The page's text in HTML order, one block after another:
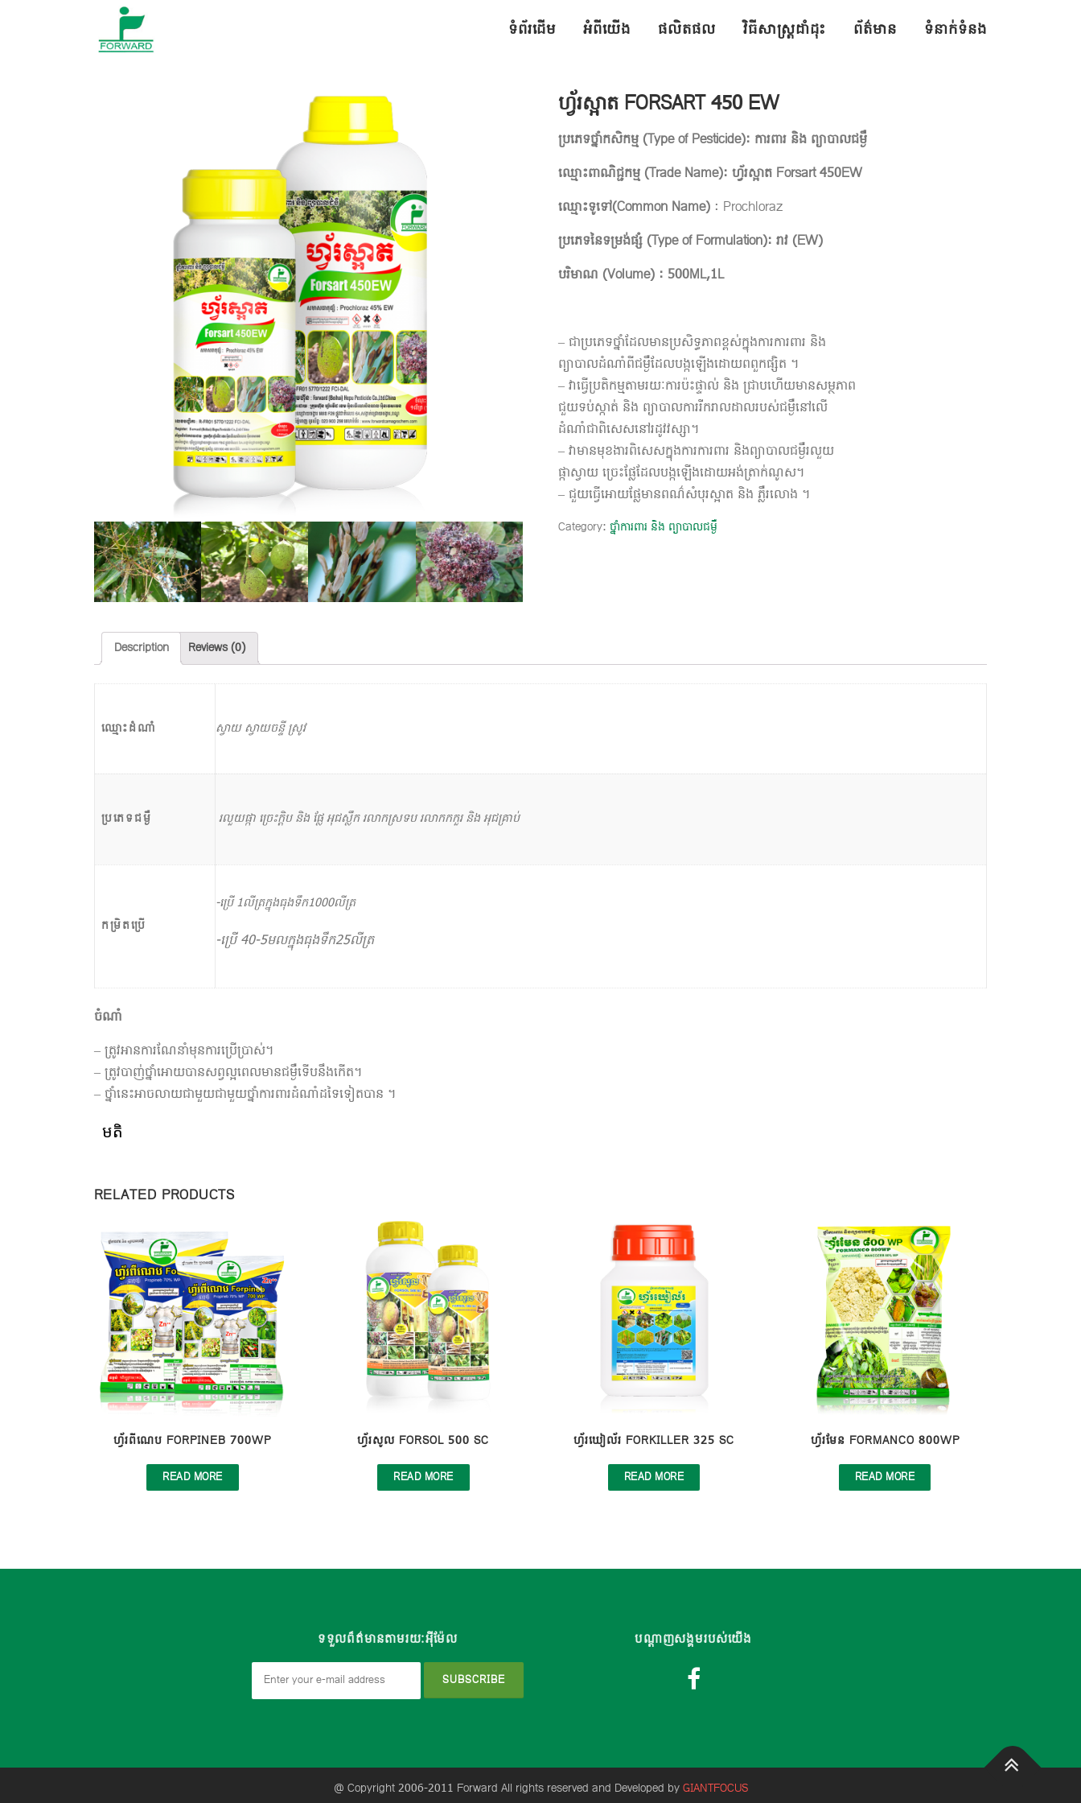
ទំព័រដើម អំពីយើង ផលិតផល វិធីសាស្ត្រដាំដុះ ព័ត៌មាន ទំនាក់ទំនង
ហ្វ័រស្អាត FORSART 450 EW
ប្រភេទថ្នាំកសិកម្ម (Type of Pesticide): ការពារ និង ព្យាបាលជម្ងឺ
ឈ្មោះពាណិជ្ជកម្ម (Trade Name): ហ្វ័រស្អាត Forsart 450EW
ឈ្មោះទូទៅ(Common Name) : Prochloraz
ប្រភេទនៃទម្រង់ផ្សំ (Type of Formulation):រាវ (EW)
បរិមាណ (Volume) : ​ 500ML,1L
– ជាប្រភេទថ្នាំដែលមានប្រសិទ្ធភាពខ្ពស់ក្នុងការការពារ និង
ព្យាបាលដំណាំពីជម្ងឺដែលបង្កឡើងដោយពពួកផ្សិត ។
– វាធ្វើប្រតិកម្មតាមរយៈការប៉ះផ្ទាល់ និង ជ្រាប​ហើយមានសម្ថភាព
ជួយទប់ស្កាត់ និង ព្យាបាលការរីករាលដាលរបស់ជម្ងឺនៅលើ
ដំណាំជាពិសេសនៅរដូវវស្សា។
– វាមានមុខងារពិសេសក្នុងការការពារ និងព្យាបាលជម្ងឺរលួយ
ផ្កាស្វាយ ច្រេះផ្លែដែលបង្កឡើងដោយអង់ត្រាក់ណូស។
– ជួយធ្វើអោយផ្លែមានពណ៌សំបុរស្អាត និង ភ្លឺរលោង ។
Category:ថ្នាំការពារ និង ព្យាបាលជម្ងឺ
Description Reviews (0)
ឈ្មោះដំណាំ ស្វាយ ស្វាយចន្ទី ស្រូវ
ប្រភេទជម្ងឺ រលួយផ្កា ច្រេះក្តិប និង ផ្លែ អុជស្លឹក រលាកស្រទប រលាកកកួរ និង អុជគ្រាប់
កម្រិតប្រើ
-ប្រើ 1លីត្រក្នុងធុងទឹក1000លីត្រ
-ប្រើ 40-5មលក្នុងធុងទឹក25លីត្រ
ចំណាំ
– ត្រូវអានការណែនាំមុនការប្រើប្រាស់។
– ត្រូវបាញ់ថ្នាំអោយបានសព្វល្អពេលមានជម្ងឺទើបនឹងកើត។
– ថ្នាំនេះអាចលាយជាមួយជាមួយថ្នាំការពារដំណាំដទៃទៀតបាន ។
មតិ
RELATED PRODUCTS
ហ្វ័រពីណេប FORPINEB 700WP
READ MORE
ហ្វ័រសូល FORSOL 500 SC
READ MORE
ហ្វ័រឃៀល័រ FORKILLER 325 SC
READ MORE
ហ្វ័រមែន FORMANCO 800WP
READ MORE
ទទួលព៏ត៌មានតាមរយៈអុីម៉ែល បណ្តាញសង្គមរបស់យើង
@ Copyright 2006-2011 Forward All rights reserved and Developed byGIANTFOCUS